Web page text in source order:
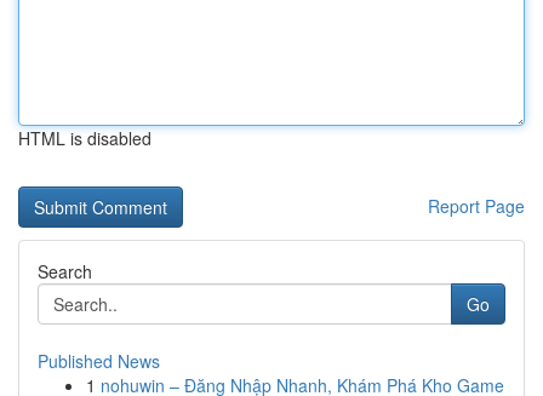
HTML is disabled
Report Page
Search
Go
Published News
1 nohuwin – Đăng Nhập Nhanh, Khám Phá Kho Game